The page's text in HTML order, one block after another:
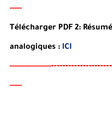
-----
Télécharger PDF 2: Résumé
analogiques : ICI
---------------------------
-----